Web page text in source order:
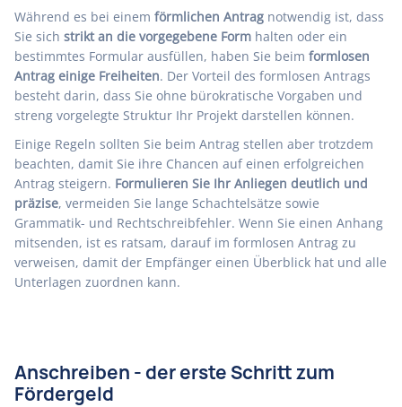
Während es bei einem förmlichen Antrag notwendig ist, dass
Sie sich strikt an die vorgegebene Form halten oder ein
bestimmtes Formular ausfüllen, haben Sie beim formlosen
Antrag einige Freiheiten. Der Vorteil des formlosen Antrags
besteht darin, dass Sie ohne bürokratische Vorgaben und
streng vorgelegte Struktur Ihr Projekt darstellen können.
Einige Regeln sollten Sie beim Antrag stellen aber trotzdem
beachten, damit Sie ihre Chancen auf einen erfolgreichen
Antrag steigern. Formulieren Sie Ihr Anliegen deutlich und
präzise, vermeiden Sie lange Schachtelsätze sowie
Grammatik- und Rechtschreibfehler. Wenn Sie einen Anhang
mitsenden, ist es ratsam, darauf im formlosen Antrag zu
verweisen, damit der Empfänger einen Überblick hat und alle
Unterlagen zuordnen kann.
Anschreiben - der erste Schritt zum
Fördergeld